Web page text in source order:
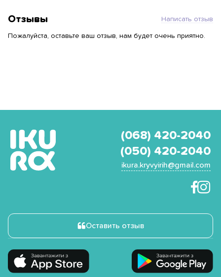
Отзывы Написать отзыв
Пожалуйста, оставьте ваш отзыв, нам будет очень приятно.
(068) 420-2040
(050) 420-2040
ikura.kryvyirih@gmail.com
Оставить отзыв